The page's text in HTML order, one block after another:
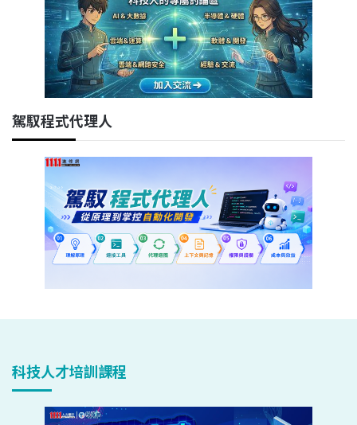
駕馭程式代理人
科技人才培訓課程